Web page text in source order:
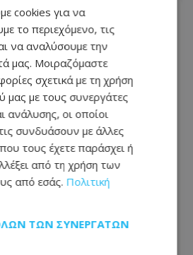
18χρονος στη
δίπλα από το
ποδήλατο
cookies για να
το περιεχόμενο, τις
να αναλύσουμε την
μας. Μοιραζόμαστε
σχετικά με τη χρήση
μας με τους συνεργάτες
ανάλυσης, οι οποίοι
συνδυάσουν με άλλες
τους έχετε παράσχει ή
από τη χρήση των
από εσάς. Πολιτική
ΤΩΝ ΣΥΝΕΡΓΑΤΏΝ